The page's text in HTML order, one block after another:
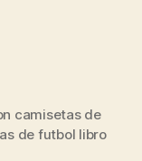
camisetas de
de futbol libro